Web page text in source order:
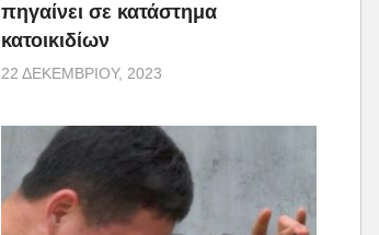
πηγαίνει σε κατάστημα
κατοικιδίων
22 ΔΕΚΕΜΒΡΊΟΥ, 2023